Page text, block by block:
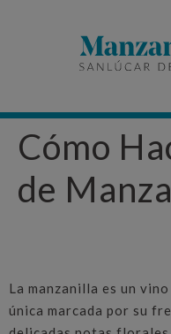
Cómo
de
La manzanilla es un
única marcada por su